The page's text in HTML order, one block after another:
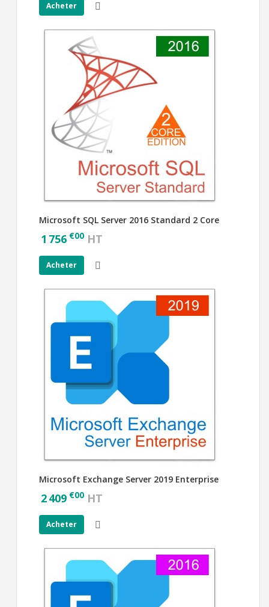
Acheter
Microsoft SQL Server 2016 Standard 2 Core
1 756 €00 HT
Acheter
Microsoft Exchange Server 2019 Enterprise
2 409 €00 HT
Acheter